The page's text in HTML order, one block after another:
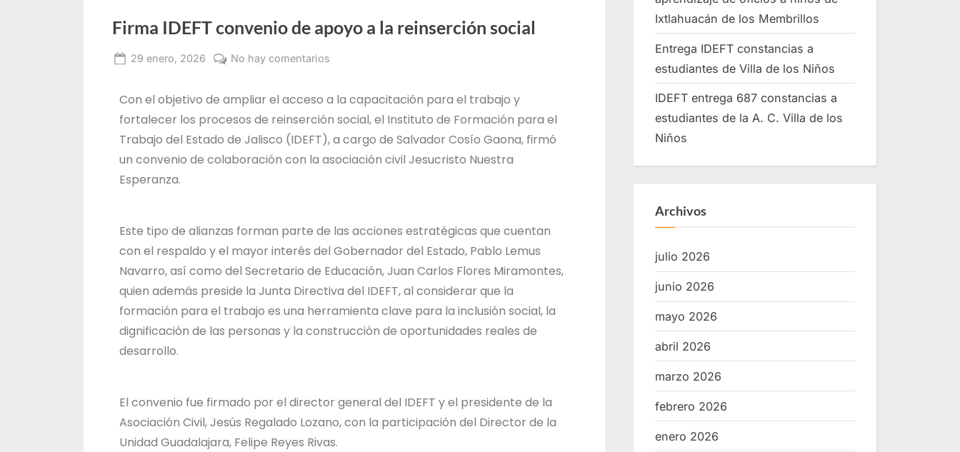
T
b
a
j
o
l
E
s
t
a
d
e
J
Firma IDEFT convenio de apoyo a la reinserción social
29 enero, 2026
Santos
Jiménez
No hay comentarios
Con el objetivo de ampliar el acceso a la capacitación para el trabajo y
fortalecer los procesos de reinserción social, el Instituto de Formación para el
Trabajo del Estado de Jalisco (IDEFT), a cargo de Salvador Cosío Gaona, firmó
un convenio de colaboración con la asociación civil Jesucristo Nuestra
Esperanza.
Este tipo de alianzas forman parte de las acciones estratégicas que cuentan
con el respaldo y el mayor interés del Gobernador del Estado, Pablo Lemus
Navarro, así como del Secretario de Educación, Juan Carlos Flores Miramontes,
quien además preside la Junta Directiva del IDEFT, al considerar que la
formación para el trabajo es una herramienta clave para la inclusión social, la
dignificación de las personas y la construcción de oportunidades reales de
desarrollo.
El convenio fue firmado por el director general del IDEFT y el presidente de la
Asociación Civil, Jesús Regalado Lozano, con la participación del Director de la
Unidad Guadalajara, Felipe Reyes Rivas.
Ixtlahuacán de los Membrillos
Entrega IDEFT constancias a
estudiantes de Villa de los Niños
IDEFT entrega 687 constancias a
estudiantes de la A. C. Villa de los
Niños
Archivos
julio 2026
junio 2026
mayo 2026
abril 2026
marzo 2026
febrero 2026
enero 2026